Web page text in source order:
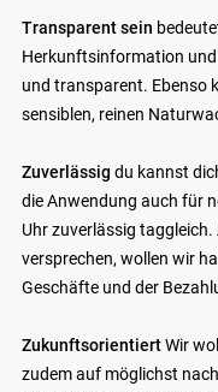
Transparent sein
Herkunftsinformation und
und transparent. Ebenso
sensiblen, reinen
Zuverlässig du kannst
die Anwendung auch für
Uhr zuverlässig
versprechen, wollen wir
Geschäfte und der
ZukunftsorientiertWir
zudem auf möglichst